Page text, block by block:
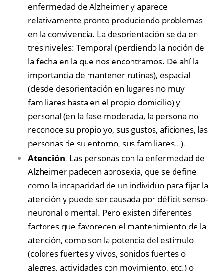
enfermedad de Alzheimer y aparece
relativamente pronto produciendo problemas
en la convivencia. La desorientación se da en
tres niveles: Temporal (perdiendo la noción de
la fecha en la que nos encontramos. De ahí la
importancia de mantener rutinas), espacial
(desde desorientación en lugares no muy
familiares hasta en el propio domicilio) y
personal (en la fase moderada, la persona no
reconoce su propio yo, sus gustos, aficiones, las
personas de su entorno, sus familiares…).
Atención. Las personas con la enfermedad de
Alzheimer padecen aprosexia, que se define
como la incapacidad de un individuo para fijar la
atención y puede ser causada por déficit senso-
neuronal o mental. Pero existen diferentes
factores que favorecen el mantenimiento de la
atención, como son la potencia del estímulo
(colores fuertes y vivos, sonidos fuertes o
alegres, actividades con movimiento, etc.) o